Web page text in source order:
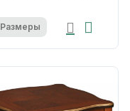
Размеры